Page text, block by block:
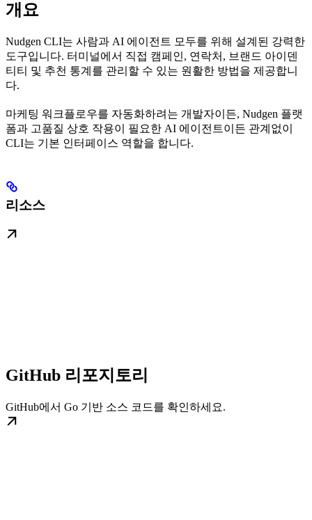
개요
Nudgen CLI는 사람과 AI 에이전트 모두를 위해 설계된 강력한
도구입니다. 터미널에서 직접 캠페인, 연락처, 브랜드 아이덴
티티 및 추천 통계를 관리할 수 있는 원활한 방법을 제공합니
다.
마케팅 워크플로우를 자동화하려는 개발자이든, Nudgen 플랫
폼과 고품질 상호 작용이 필요한 AI 에이전트이든 관계없이
CLI는 기본 인터페이스 역할을 합니다.
리소스
GitHub 리포지토리
GitHub에서 Go 기반 소스 코드를 확인하세요.